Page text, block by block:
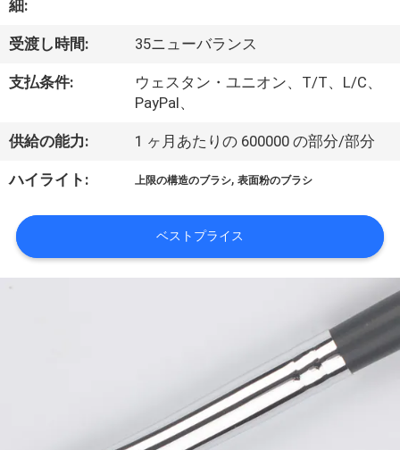
い
て
工
場
行
細:
受渡し時間: 35ニューバランス
支払条件:
ウェスタン・ユニオン、T/T、L/C、
PayPal、
供給の能力: 1 ヶ月あたりの 600000 の部分/部分
ハイライト: 上限の構造のブラシ,表面粉のブラシ
ベストプライス